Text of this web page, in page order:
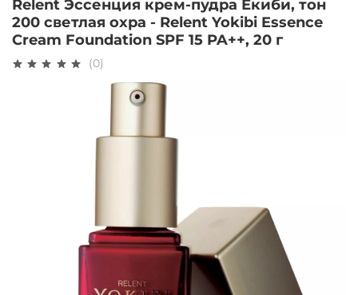
Relent Эссенция крем-пудра Ёкиби, тон
200 светлая охра - Relent Yokibi Essence
Cream Foundation SPF 15 PA++, 20 г
(0)